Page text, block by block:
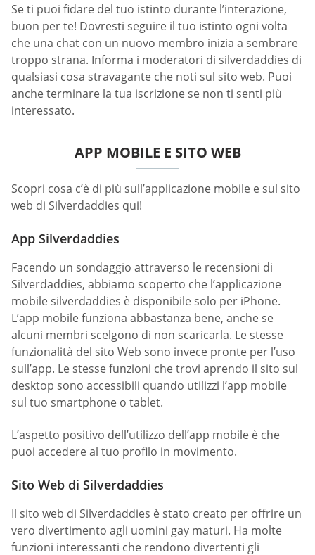
Se ti puoi fidare del tuo istinto durante l’interazione,
buon per te! Dovresti seguire il tuo istinto ogni volta
che una chat con un nuovo membro inizia a sembrare
troppo strana. Informa i moderatori di silverdaddies di
qualsiasi cosa stravagante che noti sul sito web. Puoi
anche terminare la tua iscrizione se non ti senti più
interessato.
APP MOBILE E SITO WEB
Scopri cosa c’è di più sull’applicazione mobile e sul sito
web di Silverdaddies qui!
App Silverdaddies
Facendo un sondaggio attraverso le recensioni di
Silverdaddies, abbiamo scoperto che l’applicazione
mobile silverdaddies è disponibile solo per iPhone.
L’app mobile funziona abbastanza bene, anche se
alcuni membri scelgono di non scaricarla. Le stesse
funzionalità del sito Web sono invece pronte per l’uso
sull’app. Le stesse funzioni che trovi aprendo il sito sul
desktop sono accessibili quando utilizzi l’app mobile
sul tuo smartphone o tablet.
L’aspetto positivo dell’utilizzo dell’app mobile è che
puoi accedere al tuo profilo in movimento.
Sito Web di Silverdaddies
Il sito web di Silverdaddies è stato creato per offrire un
vero divertimento agli uomini gay maturi. Ha molte
funzioni interessanti che rendono divertenti gli